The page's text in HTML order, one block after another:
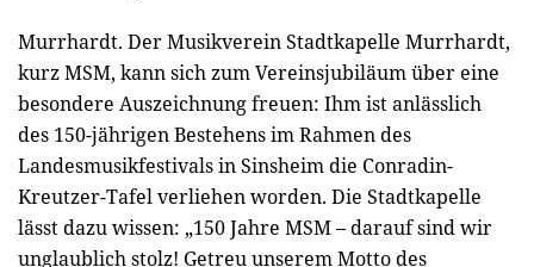
Murrhardt. Der Musikverein Stadtkapelle Murrhardt,
kurz MSM, kann sich zum Vereinsjubiläum über eine
besondere Auszeichnung freuen: Ihm ist anlässlich
des 150-jährigen Bestehens im Rahmen des
Landesmusikfestivals in Sinsheim die Conradin-
Kreutzer-Tafel verliehen worden. Die Stadtkapelle
lässt dazu wissen: „150 Jahre MSM – darauf sind wir
unglaublich stolz! Getreu unserem Motto des